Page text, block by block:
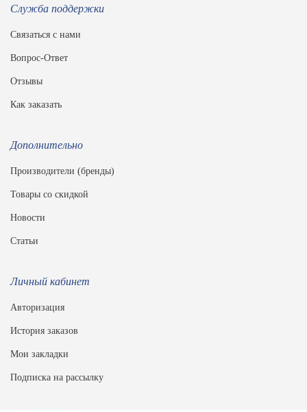
Служба поддержки
Связаться с нами
Вопрос-Ответ
Отзывы
Как заказать
Дополнительно
Производители (бренды)
Товары со скидкой
Новости
Статьи
Личный кабинет
Авторизация
История заказов
Мои закладки
Подписка на рассылку